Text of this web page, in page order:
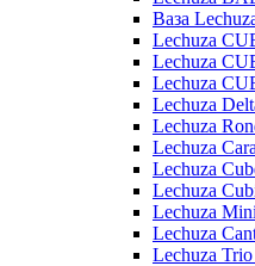
Ваза
Lechuza
Lechuza
Lechuza
Lechuza
Lechuza
Lechuza
Lechuza
Lechuza
Lechuza
Lechuza
Lechuza